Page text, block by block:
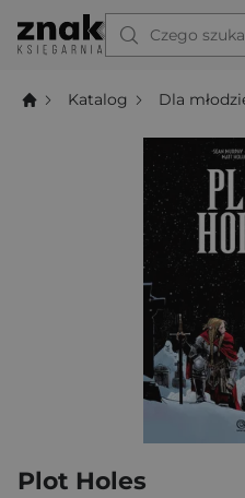
Czego
Katalog Dla
Plot Holes